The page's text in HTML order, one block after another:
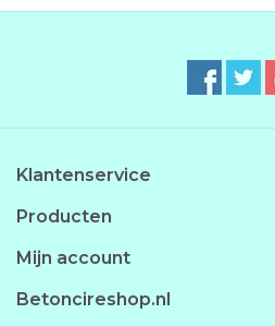
Klantenservice
Producten
Mijn account
Betoncireshop.nl